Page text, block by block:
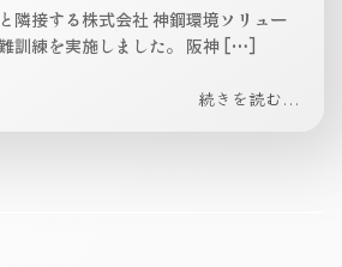
隣接する株式会社 神鋼環境ソリュー
訓練を実施しました。 阪神 […]
続きを読む...